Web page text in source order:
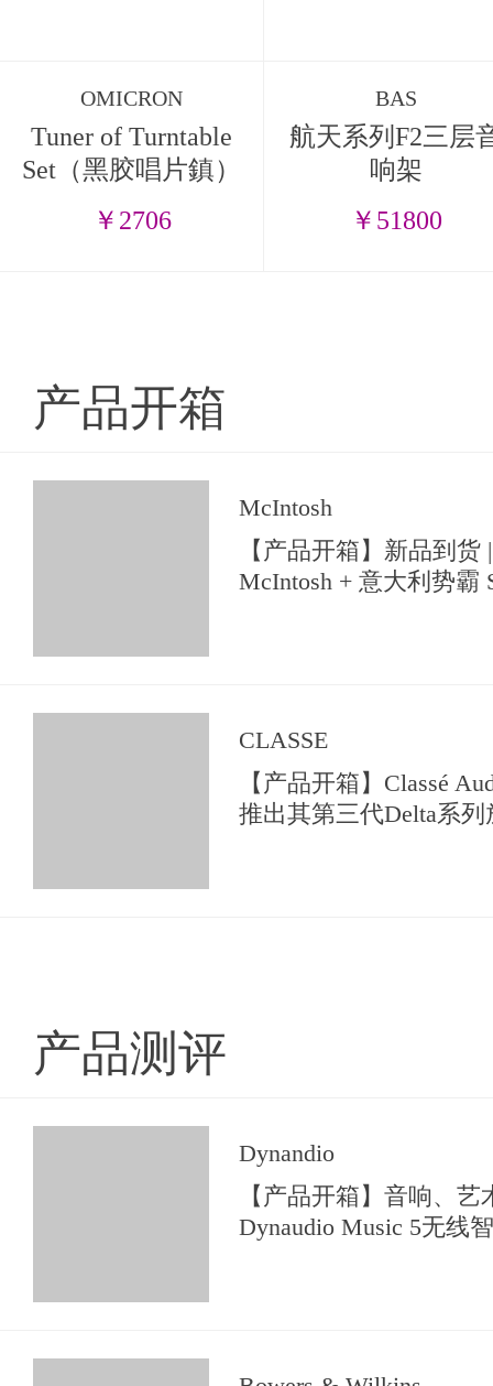
OMICRON
Tuner of Turntable
Set（黑胶唱片鎮）
￥2706
BAS
航天系列F2三层
响架
￥51800
产品开箱
McIntosh
【产品开箱】新品到货
McIntosh + 意大利势霸
CLASSE
【产品开箱】Classé
推出其第三代Delta系列
产品测评
Dynandio
【产品开箱】音响、
Dynaudio Music 5无线